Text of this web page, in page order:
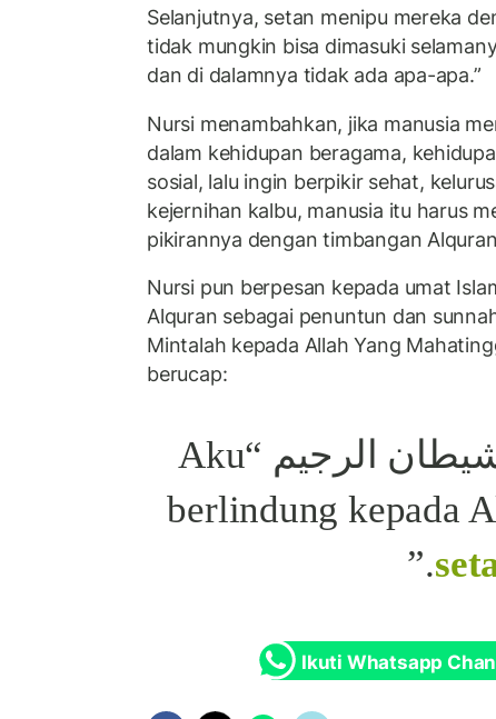
Selanjutnya, setan menipu mereka
tidak mungkin bisa dimasuki
dan di dalamnya tidak ada apa-apa.”
Nursi menambahkan, jika manusia
dalam kehidupan beragama,
sosial, lalu ingin berpikir sehat,
kejernihan kalbu, manusia itu harus
pikirannya dengan timbangan
Nursi pun berpesan kepada umat
Alquran sebagai penuntun dan
Mintalah kepada Allah Yang
berucap:
ﺃﻋﻮﺫ ﺑﺎﻟﻠّٰﻪ ﻣﻦ ﺍﻟﺸﻴﻄﺎﻥ ﺍﻟﺮﺟﻴﻢ “Aku
berlindung kepada
Ikuti Whatsapp